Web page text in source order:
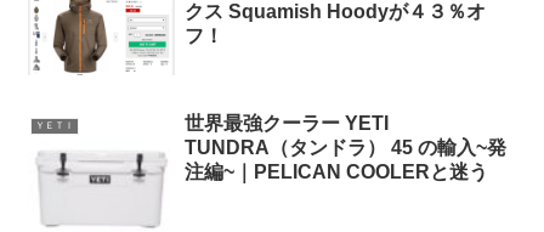
クス Squamish Hoodyが４３％オ
フ！
ＹＥＴＩ
世界最強クーラー YETI
TUNDRA（タンドラ） 45 の輸入~発
注編~｜PELICAN COOLERと迷う